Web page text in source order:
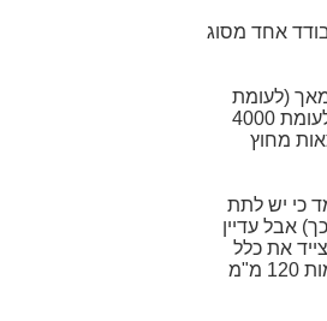
אחד מסוג
(טייס קרב של ח"א לשעבר) מנתח את תכונותיו של המטוס החדש (הארץ 3.5.09). מניתוח זה עולה כי מהירת המטוס היא 1.6 מאך (לעומת
4000
מחוץ
כי יש לתת
אבל עדיין
סימן 4 לכלל המערך, יש צורך לצייד את כלל
120 מ"מ